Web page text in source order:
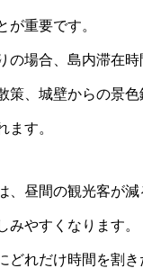
が重要です。
の場合、島内滞在
策、城壁からの景
ます。
、昼間の観光客が
みやすくなります。
どれだけ時間を割